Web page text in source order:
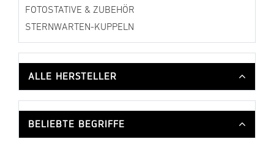
FOTOSTATIVE & ZUBEHÖR
STERNWARTEN-KUPPELN
ALLE HERSTELLER
BELIEBTE BEGRIFFE